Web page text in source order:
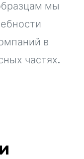
мы
в
частях.